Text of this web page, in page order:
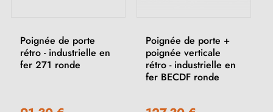
Poignée de porte
rétro - industrielle en
fer 271 ronde
Poignée de porte +
poignée verticale
rétro - industrielle en
fer BECDF ronde